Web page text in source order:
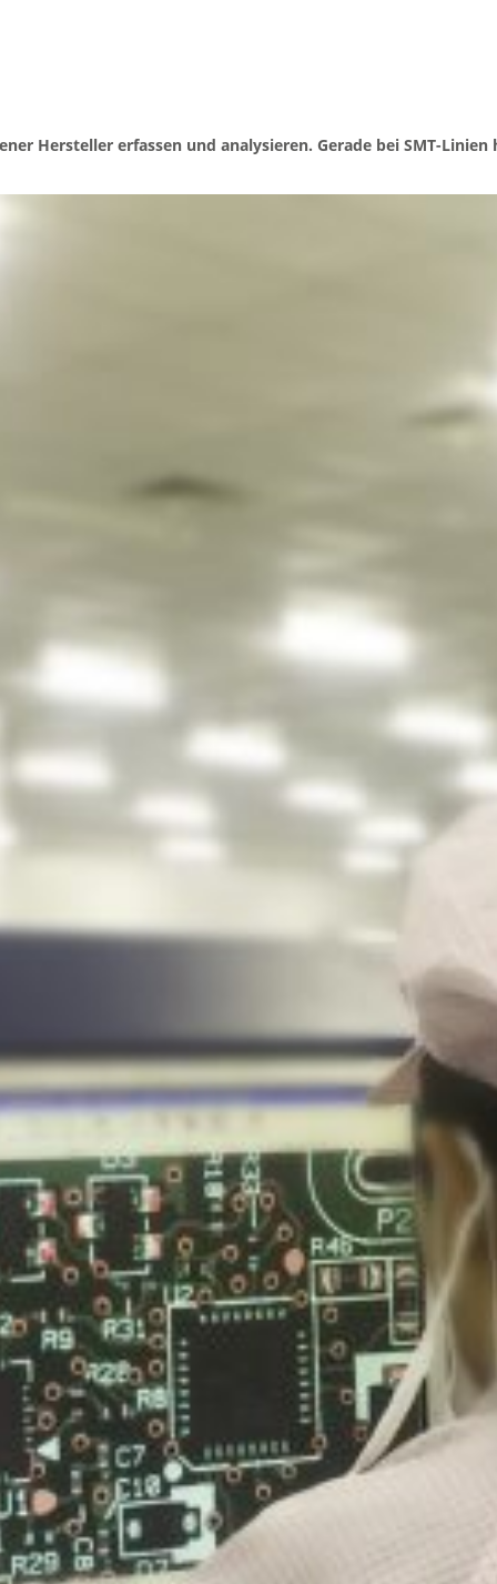
Hersteller erfassen und analysieren. Gerade bei SMT-Linien